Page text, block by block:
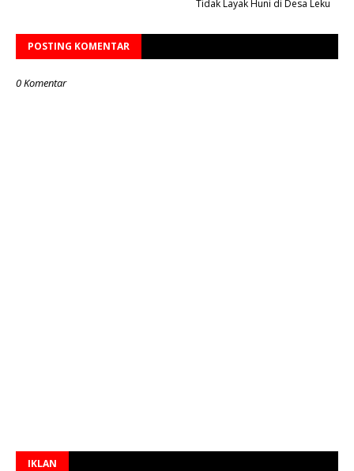
Tidak Layak Huni di Desa Leku
POSTING KOMENTAR
0 Komentar
IKLAN